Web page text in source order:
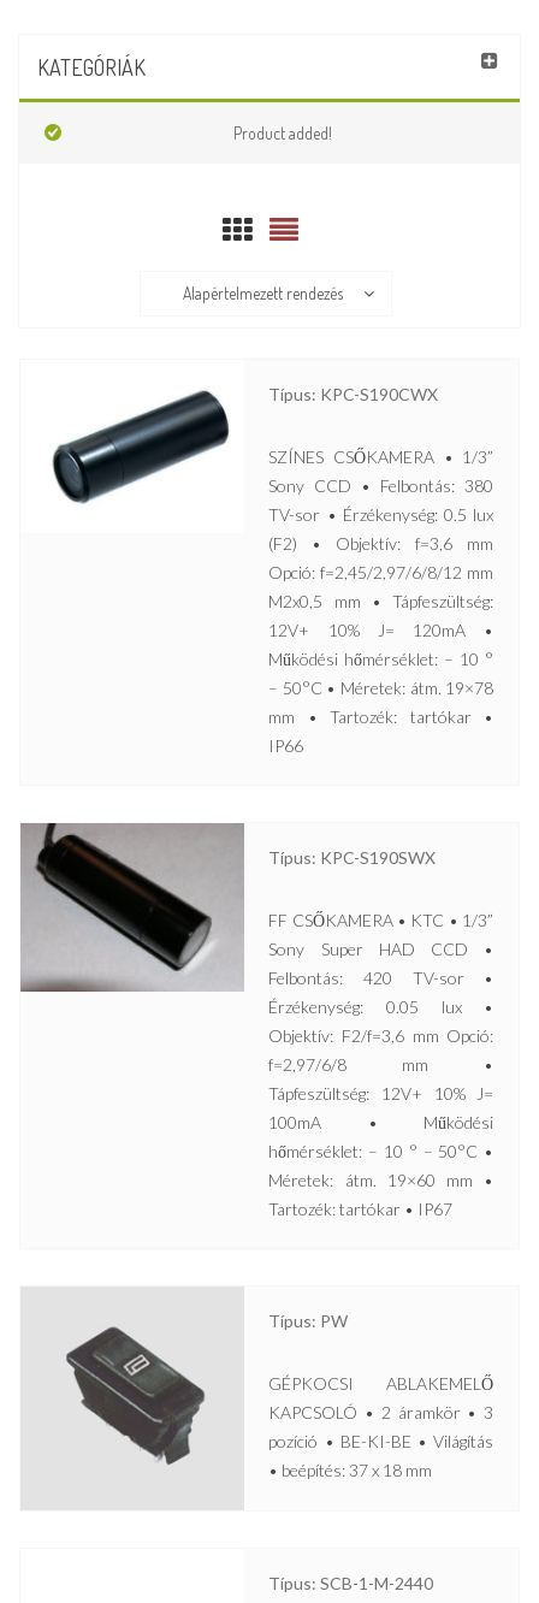
KATEGÓRIÁK
Product added!
Alapértelmezett rendezés
Típus: KPC-S190CWX
SZÍNES CSŐKAMERA • 1/3”
Sony CCD • Felbontás: 380
TV-sor • Érzékenység: 0.5 lux
(F2) • Objektív: f=3,6 mm
Opció: f=2,45/2,97/6/8/12 mm
M2x0,5 mm • Tápfeszültség:
12V+ 10% J= 120mA •
Működési hőmérséklet: – 10 °
– 50°C • Méretek: átm. 19×78
mm • Tartozék: tartókar •
IP66
Típus: KPC-S190SWX
FF CSŐKAMERA • KTC • 1/3”
Sony Super HAD CCD •
Felbontás: 420 TV-sor •
Érzékenység: 0.05 lux •
Objektív: F2/f=3,6 mm Opció:
f=2,97/6/8 mm •
Tápfeszültség: 12V+ 10% J=
100mA • Működési
hőmérséklet: – 10 ° – 50°C •
Méretek: átm. 19×60 mm •
Tartozék: tartókar • IP67
Típus: PW
GÉPKOCSI ABLAKEMELŐ
KAPCSOLÓ • 2 áramkör • 3
pozíció • BE-KI-BE • Világítás
• beépítés: 37 x 18 mm
Típus: SCB-1-M-2440